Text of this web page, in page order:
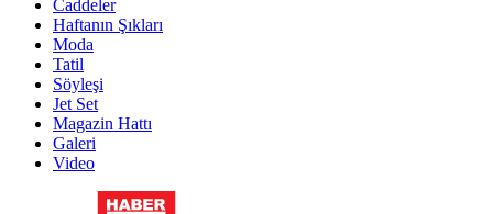
Caddeler
Haftanın Şıkları
Moda
Tatil
Söyleşi
Jet Set
Magazin Hattı
Galeri
Video